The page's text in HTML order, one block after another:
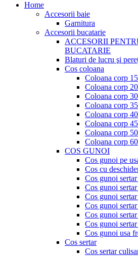
Home
Accesorii baie
Garnitura
Accesorii bucatarie
ACCESORII
BUCATARIE
Blaturi de lucru şi
Cos coloana
Coloana corp
Coloana corp
Coloana corp
Coloana corp
Coloana corp
Coloana corp
Coloana corp
Coloana corp
COS GUNOI
Cos gunoi pe
Cos cu
Cos gunoi
Cos gunoi
Cos gunoi
Cos gunoi
Cos gunoi
Cos gunoi
Cos gunoi usa
Cos sertar
Cos sertar